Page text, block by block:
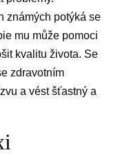
známých potýká se
mu může pomoci
kvalitu života. Se
zdravotním
a vést šťastný a